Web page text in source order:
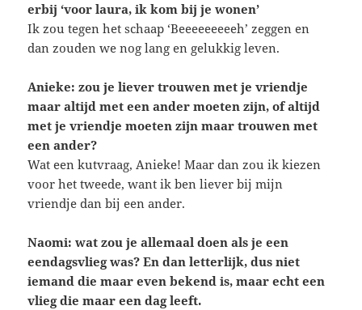
erbij ‘voor laura, ik kom bij je wonen’
Ik zou tegen het schaap ‘Beeeeeeeeeh’ zeggen en
dan zouden we nog lang en gelukkig leven.
Anieke: zou je liever trouwen met je vriendje
maar altijd met een ander moeten zijn, of altijd
met je vriendje moeten zijn maar trouwen met
een ander?
Wat een kutvraag, Anieke! Maar dan zou ik kiezen
voor het tweede, want ik ben liever bij mijn
vriendje dan bij een ander.
Naomi: wat zou je allemaal doen als je een
eendagsvlieg was? En dan letterlijk, dus niet
iemand die maar even bekend is, maar echt een
vlieg die maar een dag leeft.